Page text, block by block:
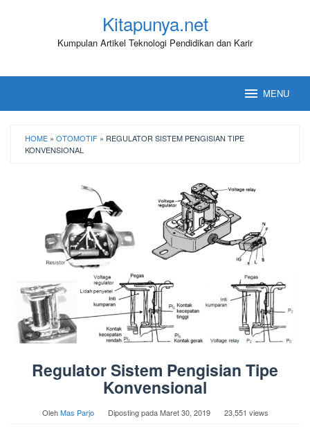
Kitapunya.net
Kumpulan Artikel Teknologi Pendidikan dan Karir
MENU
HOME » OTOMOTIF » REGULATOR SISTEM PENGISIAN TIPE
KONVENSIONAL
Regulator Sistem Pengisian Tipe
Konvensional
OlehMas Parjo Diposting padaMaret 30, 2019 23,551 views